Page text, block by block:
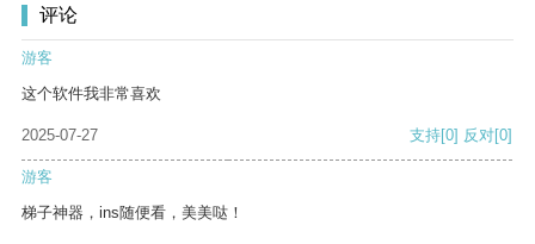
评论
游客
这个软件我非常喜欢
2025-07-27 支持[0] 反对[0]
游客
梯子神器，ins随便看，美美哒！